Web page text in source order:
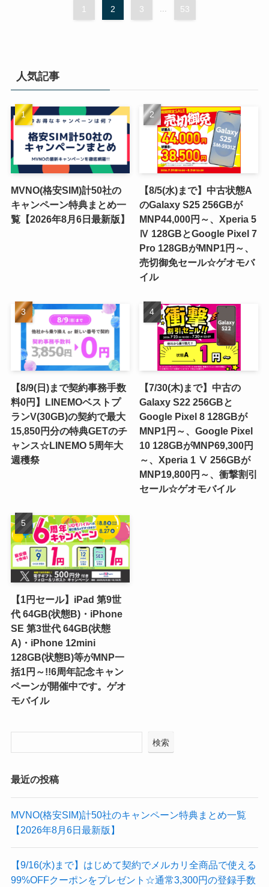
1 2 3 ... 53
人気記事
MVNO(格安SIM)計50社の
キャンペーン特典まとめ一
覧【2026年8月6日最新版】
【8/5(水)まで】中古状態A
のGalaxy S25 256GBが
MNP44,000円～、Xperia 5
Ⅳ 128GBとGoogle Pixel 7
Pro 128GBがMNP1円～、
売切御免セール☆ゲオモバ
イル
【8/9(日)まで契約事務手数
料0円】LINEMOベストプ
ランV(30GB)の契約で最大
15,850円分の特典GETのチ
ャンス☆LINEMO 5周年大
週穫祭
【7/30(木)まで】中古の
Galaxy S22 256GBと
Google Pixel 8 128GBが
MNP1円～、Google Pixel
10 128GBがMNP69,300円
～、Xperia 1 Ⅴ 256GBが
MNP19,800円～、衝撃割引
セール☆ゲオモバイル
【1円セール】iPad 第9世
代 64GB(状態B)・iPhone
SE 第3世代 64GB(状態
A)・iPhone 12mini
128GB(状態B)等がMNP一
括1円～!!6周年記念キャン
ペーンが開催中です。ゲオ
モバイル
検索
最近の投稿
MVNO(格安SIM)計50社のキャンペーン特典まとめ一覧
【2026年8月6日最新版】
【9/16(水)まで】はじめて契約でメルカリ全商品で使える
99%OFFクーポンをプレゼント☆通常3,300円の登録手数